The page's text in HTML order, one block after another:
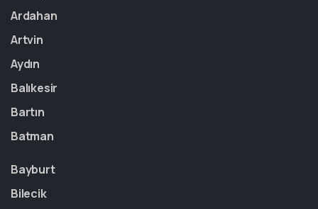
Ardahan
Artvin
Aydın
Balıkesir
Bartın
Batman
Bayburt
Bilecik